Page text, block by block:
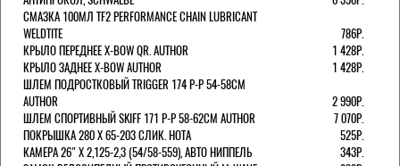
СМАЗКА 100МЛ TF2 PERFORMANCE CHAIN LUBRICANT
WELDTITE
786Р.
КРЫЛО ПЕРЕДНЕЕ X-BOW QR. AUTHOR
1 428Р.
КРЫЛО ЗАДНЕЕ X-BOW AUTHOR
1 428Р.
ШЛЕМ ПОДРОСТКОВЫЙ TRIGGER 174 Р-Р 54-58СМ
AUTHOR
2 990Р.
ШЛЕМ СПОРТИВНЫЙ SKIFF 171 Р-Р 58-62СМ AUTHOR
7 070Р.
ПОКРЫШКА 280 X 65-203 СЛИК. HOTA
525Р.
КАМЕРА 26" X 2,125-2,3 (54/58-559), АВТО НИППЕЛЬ
343Р.